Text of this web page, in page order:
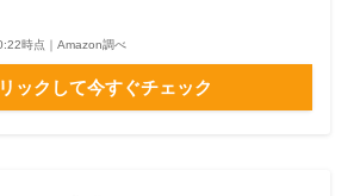
時点｜Amazon調べ
ックして今すぐチェック